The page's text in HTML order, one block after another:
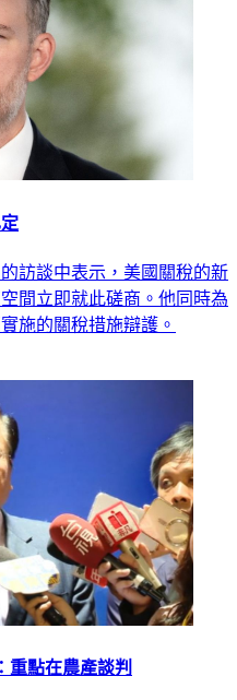
訪談中表示，美國關稅的新
間立即就此磋商。他同時為
施的關稅措施辯護。
點在農產談判